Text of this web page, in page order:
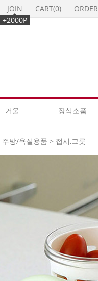
JOIN
+2000P
CART(0) ORDER
거울 장식소품
주방/욕실용품 > 접시,그릇